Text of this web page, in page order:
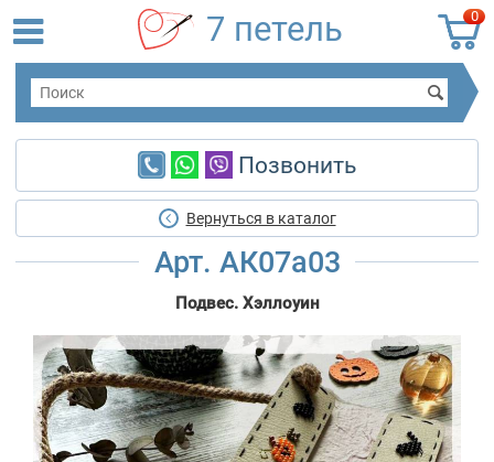
0
7 петель
Позвонить
Вернуться в каталог
Арт. АК07а03
Подвес. Хэллоуин